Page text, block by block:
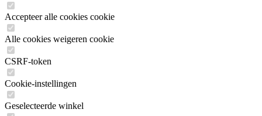
Accepteer alle cookies cookie
Alle cookies weigeren cookie
CSRF-token
Cookie-instellingen
Geselecteerde winkel